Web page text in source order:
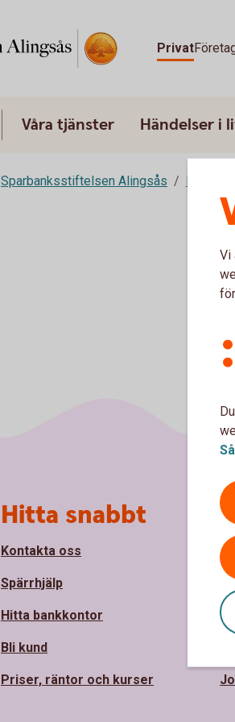
Privat
Våra tjänster Händelser i
Sparbanksstiftelsen Alingsås Rörelse
Vi
Hitta snabbt
Kontakta oss
Spärrhjälp
Hitta bankkontor
Bli kund
Priser, räntor och kurser